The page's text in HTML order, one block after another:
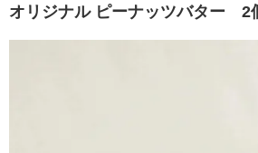
オリジナル ピーナッツバター 2